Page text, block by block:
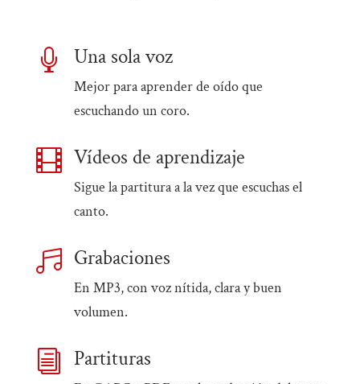
 Una sola voz
Mejor para aprender de oído que
escuchando un coro.
 Vídeos de aprendizaje
Sigue la partitura a la vez que escuchas el
canto.
 Grabaciones
En MP3, con voz nítida, clara y buen
volumen.
i Partituras